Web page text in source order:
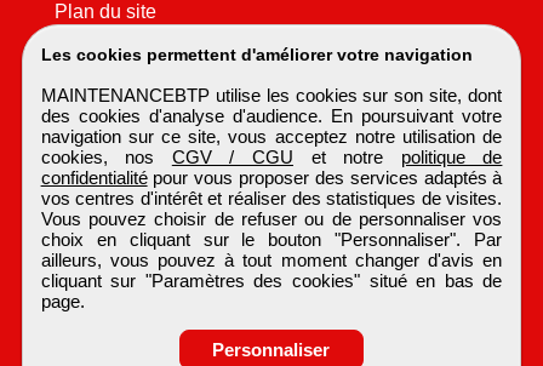
Les cookies permettent d'améliorer votre navigation
MAINTENANCEBTP utilise les cookies sur son site, dont
des cookies d'analyse d'audience. En poursuivant votre
navigation sur ce site, vous acceptez notre utilisation de
cookies, nos CGV / CGU et notre politique de
confidentialitépour vous proposer des services adaptés à
vos centres d'intérêt et réaliser des statistiques de visites.
Vous pouvez choisir de refuser ou de personnaliser vos
choix en cliquant sur le bouton "Personnaliser". Par
ailleurs, vous pouvez à tout moment changer d'avis en
cliquant sur "Paramètres des cookies" situé en bas de
page.
Personnaliser
Plan du site